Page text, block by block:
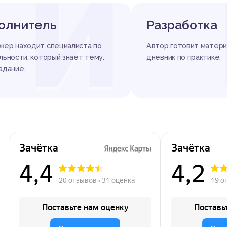
И
находит специалиста по
который знает тему.
Разработка
Автор готовит
дневник по практике.